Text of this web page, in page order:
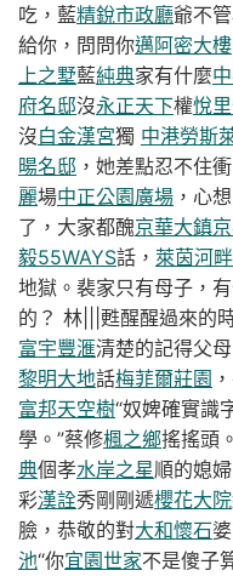
吃，藍精銳市政廳爺不
給你，問問你邁阿密大樓
上之墅藍純典家有什麼
府名邸沒永正天下權悅
沒白金漢宮獨 中港勞斯
暘名邸 ，她差點忍不住衝
麗場中正公園廣場 ，心
了，大家都醜京華大鎮
毅55WAYS話， 萊茵河畔
地獄。裴家只有母子，
的？ 林|||甦醒醒過來的
富宇豐滙清楚的記得父
黎明大地話梅菲爾莊園
富邦天空樹“奴婢確實識
學。”蔡修楓之鄉搖搖頭
典個孝水岸之星順的媳
彩漢詮秀剛剛遞櫻花大院
臉，恭敬的對大和懷石
池“你宜園世家不是傻子